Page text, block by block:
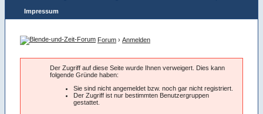
Impressum
Forum › Anmelden
Der Zugriff auf diese Seite wurde Ihnen verweigert. Dies kann
folgende Gründe haben:
Sie sind nicht angemeldet bzw. noch gar nicht registriert.
Der Zugriff ist nur bestimmten Benutzergruppen
gestattet.